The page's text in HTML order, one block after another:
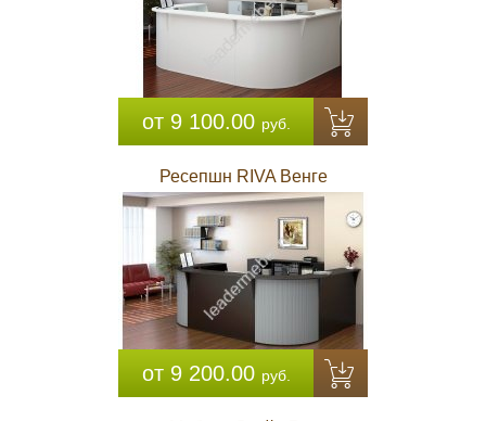
от 9 100.00 руб.
Ресепшн RIVA Венге
от 9 200.00 руб.